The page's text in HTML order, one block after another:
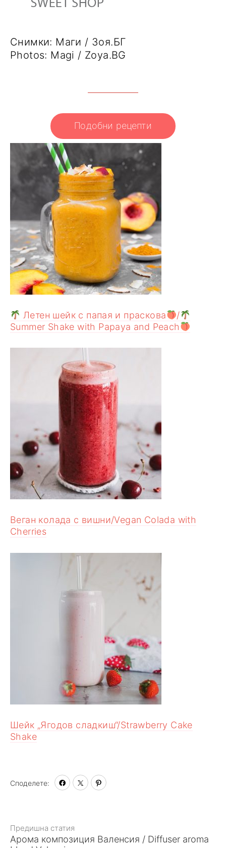
Към
Предишна статия
Арома композиция Валенсия / Diffuser aroma
Снимки: Маги / Зоя.БГ
Photos: Magi / Zoya.BG
Подобни рецепти
Летен шейк с папая и праскова
/
Summer Shake with Papaya and Peach
Веган колада с вишни/Vegan Colada with
Cherries
Шейк „Ягодов сладкиш“/Strawberry Cake
Shake
Споделете: